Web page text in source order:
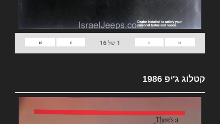
«
‹
1 של16
›
»
קטלוג ג'יפ 1986